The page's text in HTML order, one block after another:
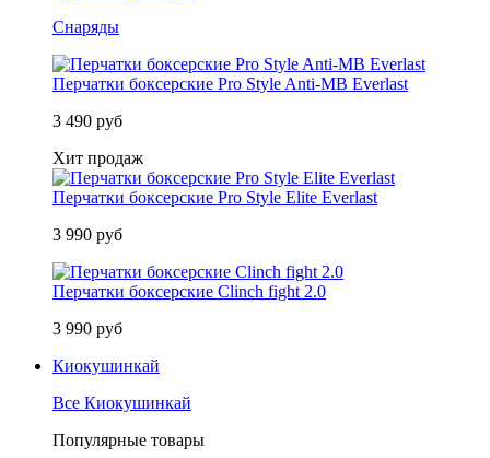
Снаряды
Перчатки боксерские Pro Style Anti-MB Everlast
3 490 руб
Хит продаж
Перчатки боксерские Pro Style Elite Everlast
3 990 руб
Перчатки боксерские Clinch fight 2.0
3 990 руб
Киокушинкай
Все Киокушинкай
Популярные товары